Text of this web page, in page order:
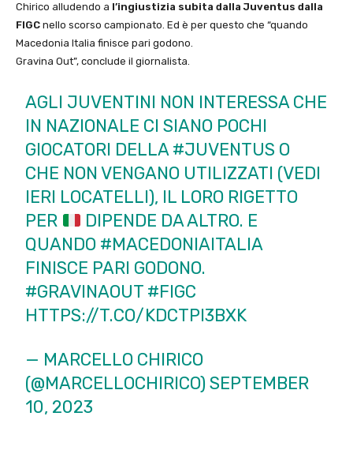
Chirico alludendo a l’ingiustizia subita dalla Juventus dalla
FIGC nello scorso campionato. Ed è per questo che “quando
Macedonia Italia finisce pari godono.
Gravina Out”, conclude il giornalista.
AGLI JUVENTINI NON INTERESSA CHE
IN NAZIONALE CI SIANO POCHI
GIOCATORI DELLA#JUVENTUS O
CHE NON VENGANO UTILIZZATI (VEDI
IERI LOCATELLI), IL LORO RIGETTO
PER
DIPENDE DA ALTRO. E
QUANDO #MACEDONIAITALIA
FINISCE PARI GODONO.
#GRAVINAOUT #FIGC
HTTPS://T.CO/KDCTPI3BXK
— MARCELLO CHIRICO
(@MARCELLOCHIRICO)SEPTEMBER
10, 2023